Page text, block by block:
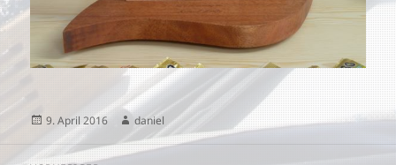
Veröffentlicht
9. April 2016 Autor
daniel
Beitragsnavigation